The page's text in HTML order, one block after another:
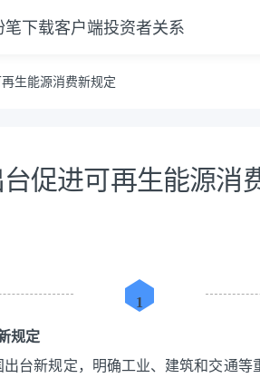
笔下载客户端投资者关系
生能源消费新规定
促进可再生能源消
1
规定
出台新规定，明确工业、建筑和交通